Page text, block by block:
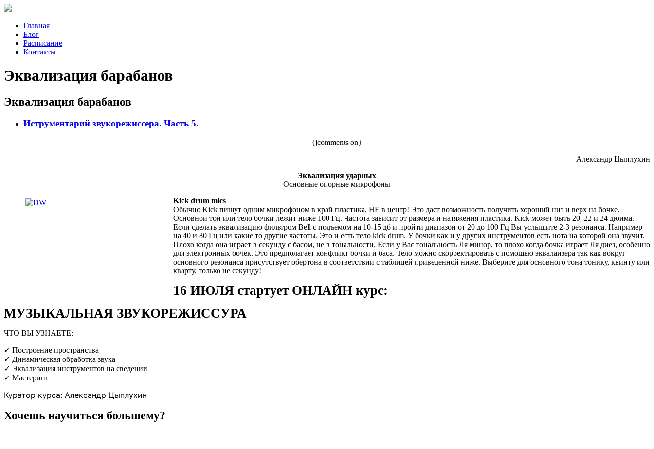
Главная
Блог
Расписание
Контакты
Эквализация барабанов
Эквализация барабанов
Иструментарий звукорежиссера. Часть 5.
{jcomments on}
Александр Цыплухин
Эквализация ударных
Основные опорные микрофоны
Kick drum mics
Обычно Kick пишут одним микрофоном в край пластика, НЕ в центр! Это дает возможность получить хороший низ и верх на бочке.
Основной тон или тело бочки лежит ниже 100 Гц. Частота зависит от размера и натяжения пластика. Kick может быть 20, 22 и 24 дюйма.
Если сделать эквализацию фильтром Bell с подъемом на 10-15 дб и пройти диапазон от 20 до 100 Гц Вы услышите 2-3 резонанса. Например
на 40 и 80 Гц или какие то другие частоты. Это и есть тело kick drum. У бочки как и у других инструментов есть нота на которой она звучит.
Плохо когда она играет в секунду с басом, не в тональности. Если у Вас тональность Ля минор, то плохо когда бочка играет Ля диез, особенно
для электронных бочек. Это предполагает конфликт бочки и баса. Тело можно скорректировать с помощью эквалайзера так как вокруг
основного резонанса присутствует обертона в соответствии с таблицей приведенной ниже. Выберите для основного тона тонику, квинту или
кварту, только не секунду!
16 ИЮЛЯ стартует ОНЛАЙН курс:
МУЗЫКАЛЬНАЯ ЗВУКОРЕЖИССУРА
ЧТО ВЫ УЗНАЕТЕ:
✓ Построение пространства
✓ Динамическая обработка звука
✓ Эквализация инструментов на сведении
✓ Мастеринг
Куратор курса: Александр Цыплухин
Хочешь научиться большему?